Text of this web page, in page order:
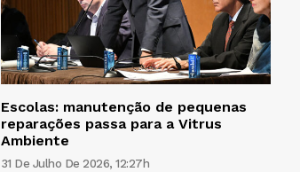
Escolas: manutenção de pequenas
reparações passa para a Vitrus
Ambiente
31 De Julho De 2026, 12:27h